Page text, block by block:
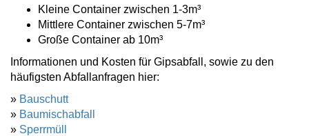
Kleine Container zwischen 1-3m³
Mittlere Container zwischen 5-7m³
Große Container ab 10m³
Informationen und Kosten für Gipsabfall, sowie zu den
häufigsten Abfallanfragen hier:
» Bauschutt
» Baumischabfall
» Sperrmüll